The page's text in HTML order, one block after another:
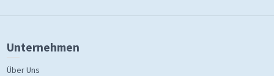
Unternehmen
Über Uns